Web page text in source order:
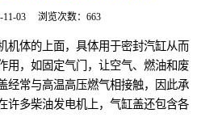
03 浏览次数：663
机体的上面，具体用于密封汽缸从而
用，如固定气门，让空气、燃油和废
经常与高温高压燃气相接触，因此承
许多柴油发电机上，气缸盖还包含各